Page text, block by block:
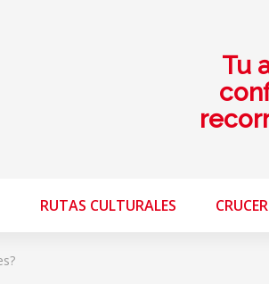
Tu
RUTAS CULTURALES